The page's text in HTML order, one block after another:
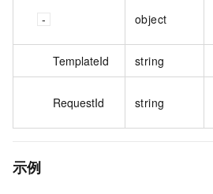
object
TemplateId string
RequestId string
示例